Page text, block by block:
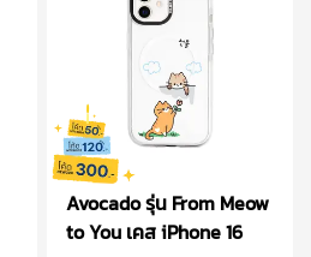
Avocado รุ่น From Meow
to You เคส iPhone 16